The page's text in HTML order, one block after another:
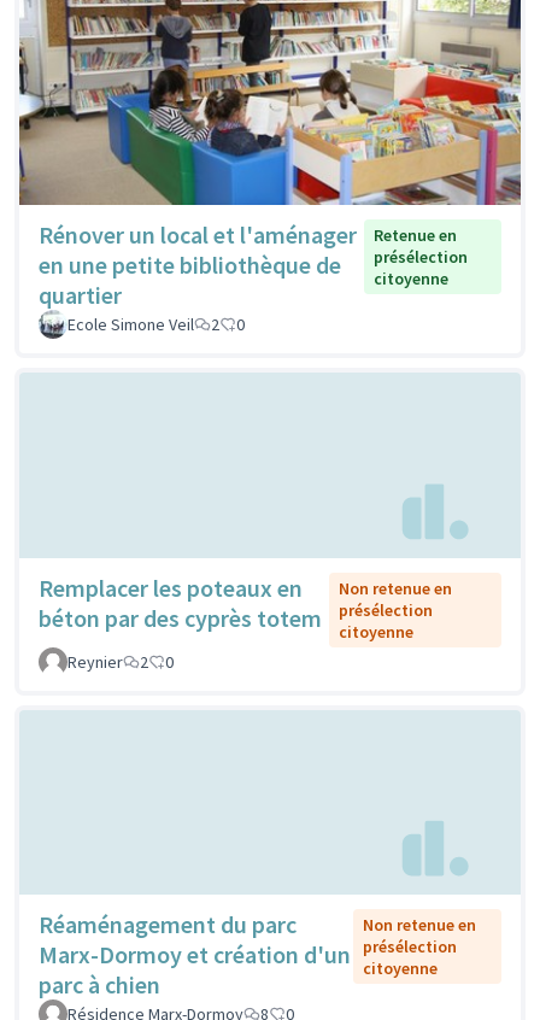
Rénover un local et l'aménager
en une petite bibliothèque de
quartier
Retenue en
présélection
citoyenne
Ecole Simone Veil 2 0
Remplacer les poteaux en
béton par des cyprès totem
Non retenue en
présélection
citoyenne
Reynier
2 0
Réaménagement du parc
Marx-Dormoy et création d'un
parc à chien
Non retenue en
présélection
citoyenne
Résidence Marx-Dormoy 8 0